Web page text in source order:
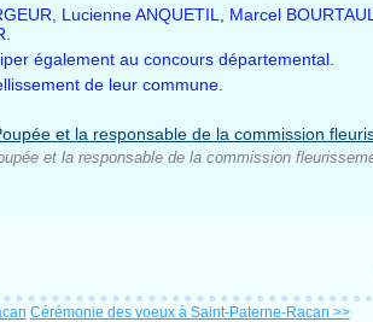
Lucienne ANQUETIL, Marcel
également au concours départemental.
de leur commune.
et la responsable de la commission
Cérémonie des voeux à Saint-Paterne-Racan >>